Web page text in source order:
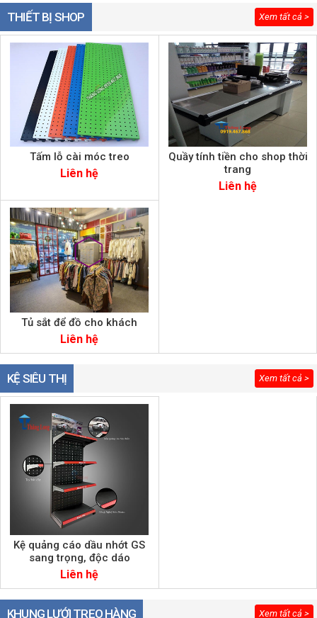
Xem tất cả >
THIẾT BỊ SHOP
Tấm lỗ cài móc treo
Liên hệ
Quầy tính tiền cho shop thời
trang
Liên hệ
Tủ sắt để đồ cho khách
Liên hệ
Xem tất cả >
KỆ SIÊU THỊ
Kệ quảng cáo dầu nhớt GS
sang trọng, độc dáo
Liên hệ
Xem tất cả >
KHUNG LƯỚI TREO HÀNG